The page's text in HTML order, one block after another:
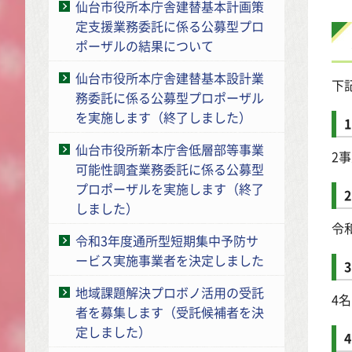
仙台市役所本庁舎建替基本計画策
定支援業務委託に係る公募型プロ
ポーザルの結果について
仙台市役所本庁舎建替基本設計業
務委託に係る公募型プロポーザル
を実施します（終了しました）
仙台市役所新本庁舎低層部等事業
可能性調査業務委託に係る公募型
プロポーザルを実施します（終了
しました）
令和3年度通所型短期集中予防サ
ービス実施事業者を決定しました
地域課題解決プロボノ活用の受託
者を募集します（受託候補者を決
定しました）
下
2
令
4名